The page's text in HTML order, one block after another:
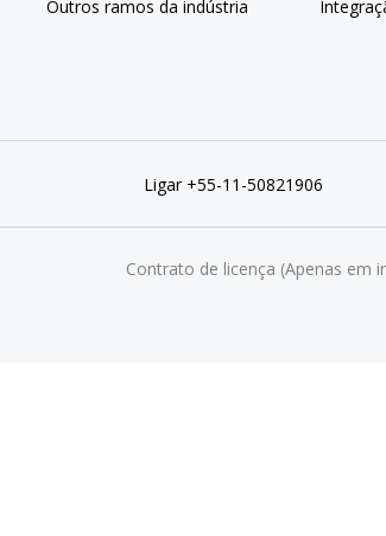
Outros ramos da indústria
Ligar +55-11-50821906
Contrato de licença (Apenas em